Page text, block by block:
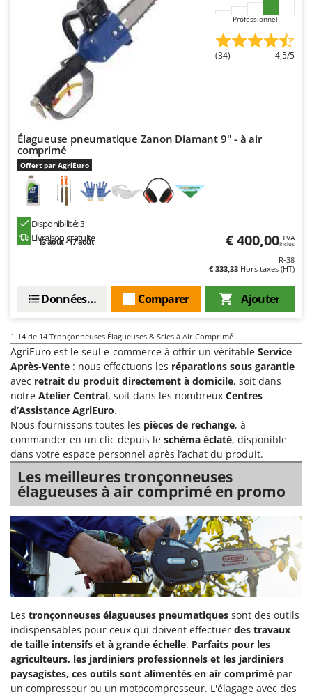
Yard Force
Zanon
Zephir
Zodiac
Zomax
Professionnel
(34) 4,5/5
Élagueuse pneumatique Zanon Diamant 9" - à air
comprimé
Offert par AgriEuro
Disponibilité:3
Livraison gratuite
13 août - 17 août € 400,00 TVA
Inclus
R-38
€ 333,33 Hors taxes (HT)
Ajouter
Comparer
Données techniques
1-14 de 14 Tronçonneuses Élagueuses & Scies à Air Comprimé
AgriEuro est le seul e-commerce à offrir un véritable Service
Après-Vente : nous effectuons les réparations sous garantie
avec retrait du produit directement à domicile, soit dans
notre Atelier Central, soit dans les nombreux Centres
d’Assistance AgriEuro.
Nous fournissons toutes les pièces de rechange, à
commander en un clic depuis le schéma éclaté, disponible
dans votre espace personnel après l’achat du produit.
Les meilleures tronçonneuses
élagueuses à air comprimé en promo
Les tronçonneuses élagueuses pneumatiques sont des outils
indispensables pour ceux qui doivent effectuer des travaux
de taille intensifs et à grande échelle. Parfaits pour les
agriculteurs, les jardiniers professionnels et les jardiniers
paysagistes, ces outils sont alimentés en air comprimé par
un compresseur ou un motocompresseur. L'élagage avec des